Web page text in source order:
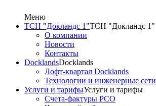
Меню
ТСН "Докландс 1"ТСН "Докландс 1"
О компании
Новости
Контакты
DocklandsDocklands
Лофт-квартал Docklands
Технологии и инженерные сети
Услуги и тарифыУслуги и тарифы
Счета-фактуры РСО